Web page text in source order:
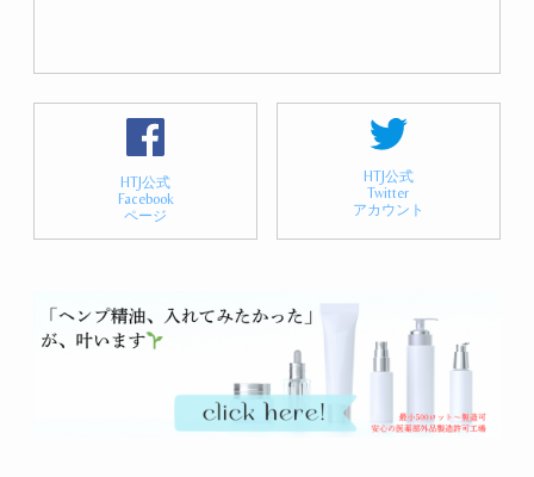
HTJ公式
Facebook
ページ
HTJ公式
Twitter
アカウント